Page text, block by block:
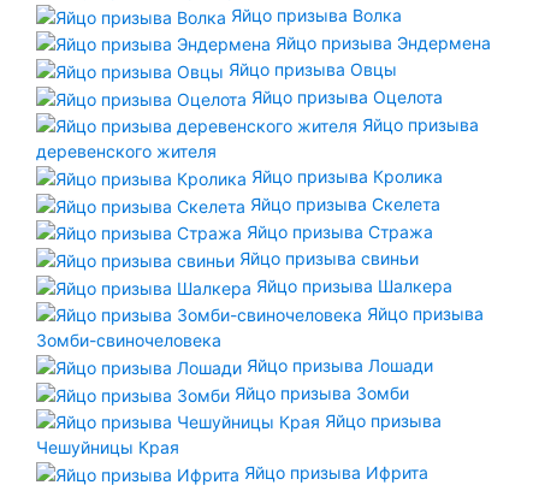
Яйцо призыва Волка
Яйцо призыва Эндермена
Яйцо призыва Овцы
Яйцо призыва Оцелота
Яйцо призыва
деревенского жителя
Яйцо призыва Кролика
Яйцо призыва Скелета
Яйцо призыва Стража
Яйцо призыва свиньи
Яйцо призыва Шалкера
Яйцо призыва
Зомби-свиночеловека
Яйцо призыва Лошади
Яйцо призыва Зомби
Яйцо призыва
Чешуйницы Края
Яйцо призыва Ифрита